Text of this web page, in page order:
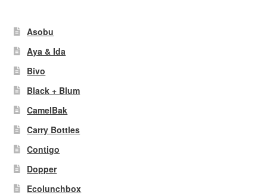
Asobu
Aya & Ida
Bivo
Black + Blum
CamelBak
Carry Bottles
Contigo
Dopper
Ecolunchbox